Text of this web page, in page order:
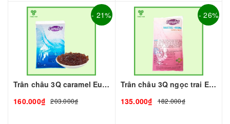
- 21%
Trân châu 3Q caramel Eurodeli I Nguyên Liệu Pha Chế - Tobee Food
160.000₫
203.000₫
- 26%
Trân châu 3Q ngọc trai Eurodeli I Nguyên Liệu Pha Chế - Tobee Food
135.000₫
182.000₫